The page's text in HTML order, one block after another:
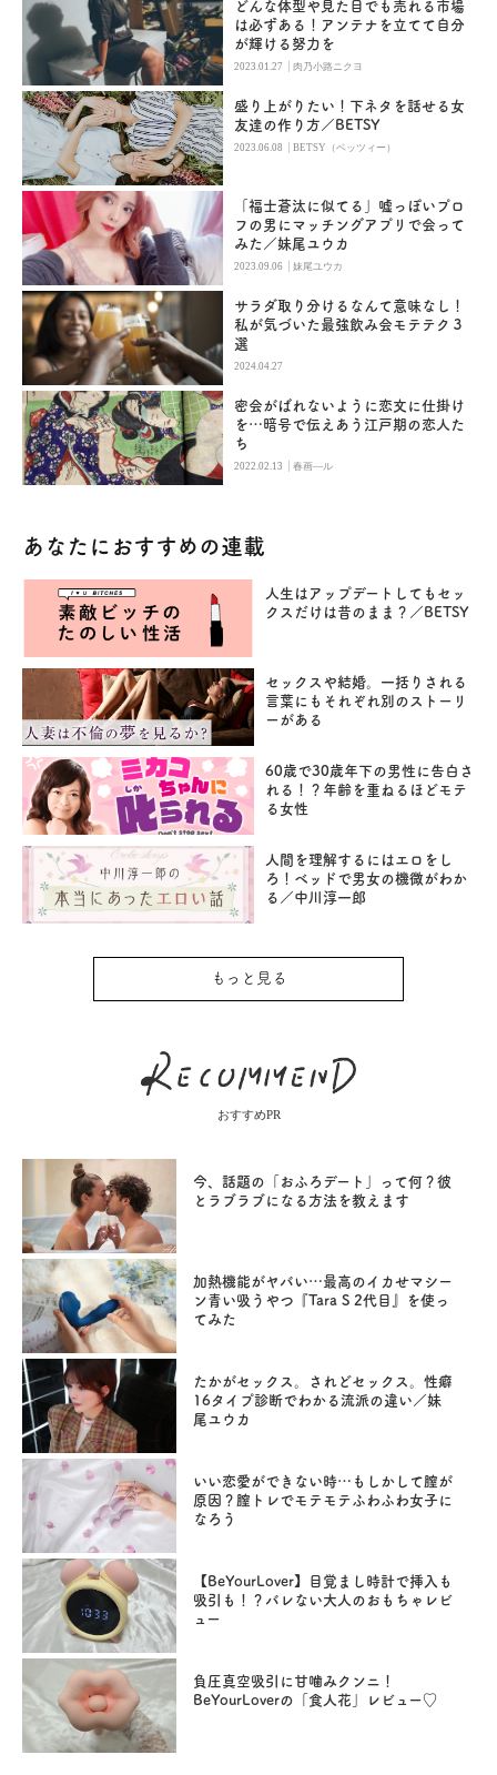
どんな体型や見た目でも売れる市場
は必ずある！アンテナを立てて自分
が輝ける努力を
2023.01.27 |肉乃小路ニクヨ
盛り上がりたい！下ネタを話せる女
友達の作り方／BETSY
2023.06.08 |BETSY（ベッツィー）
「福士蒼汰に似てる」嘘っぽいプロ
フの男にマッチングアプリで会って
みた／妹尾ユウカ
2023.09.06 |妹尾ユウカ
サラダ取り分けるなんて意味なし！
私が気づいた最強飲み会モテテク３
選
2024.04.27
密会がばれないように恋文に仕掛け
を…暗号で伝えあう江戸期の恋人た
ち
2022.02.13 |春画―ル
あなたにおすすめの連載
人生はアップデートしてもセッ
クスだけは昔のまま？／BETSY
セックスや結婚。一括りされる
言葉にもそれぞれ別のストーリ
ーがある
60歳で30歳年下の男性に告白さ
れる！？年齢を重ねるほどモテ
る女性
人間を理解するにはエロをし
ろ！ベッドで男女の機微がわか
る／中川淳一郎
もっと見る
おすすめPR
今、話題の「おふろデート」って何？彼
とラブラブになる方法を教えます
加熱機能がヤバい…最高のイカせマシー
ン青い吸うやつ『Tara S 2代目』を使っ
てみた
たかがセックス。されどセックス。性癖
16タイプ診断でわかる流派の違い／妹
尾ユウカ
いい恋愛ができない時…もしかして膣が
原因？膣トレでモテモテふわふわ女子に
なろう
【BeYourLover】目覚まし時計で挿入も
吸引も！？バレない大人のおもちゃレビ
ュー
負圧真空吸引に甘噛みクンニ！
BeYourLoverの「食人花」レビュー♡